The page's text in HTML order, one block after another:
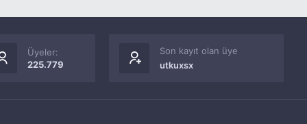
Üyeler:
225.779
Son kayıt olan üye
utkuxsx